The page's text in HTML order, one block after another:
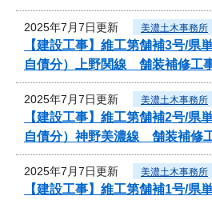
2025年7月7日更新 美濃土木事務所
【建設工事】維工第舗補3号/
自債分）上野関線 舗装補修工
2025年7月7日更新 美濃土木事務所
【建設工事】維工第舗補2号/
自債分）神野美濃線 舗装補修
2025年7月7日更新 美濃土木事務所
【建設工事】維工第舗補1号/